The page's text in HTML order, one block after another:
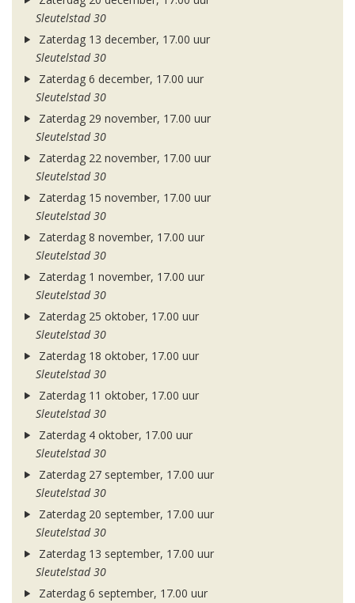
Sleutelstad 30
Zaterdag 13 december, 17.00 uur
Sleutelstad 30
Zaterdag 6 december, 17.00 uur
Sleutelstad 30
Zaterdag 29 november, 17.00 uur
Sleutelstad 30
Zaterdag 22 november, 17.00 uur
Sleutelstad 30
Zaterdag 15 november, 17.00 uur
Sleutelstad 30
Zaterdag 8 november, 17.00 uur
Sleutelstad 30
Zaterdag 1 november, 17.00 uur
Sleutelstad 30
Zaterdag 25 oktober, 17.00 uur
Sleutelstad 30
Zaterdag 18 oktober, 17.00 uur
Sleutelstad 30
Zaterdag 11 oktober, 17.00 uur
Sleutelstad 30
Zaterdag 4 oktober, 17.00 uur
Sleutelstad 30
Zaterdag 27 september, 17.00 uur
Sleutelstad 30
Zaterdag 20 september, 17.00 uur
Sleutelstad 30
Zaterdag 13 september, 17.00 uur
Sleutelstad 30
Zaterdag 6 september, 17.00 uur